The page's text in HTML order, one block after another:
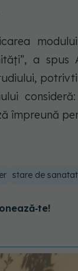
a spus
consideră:
împreună
stare de